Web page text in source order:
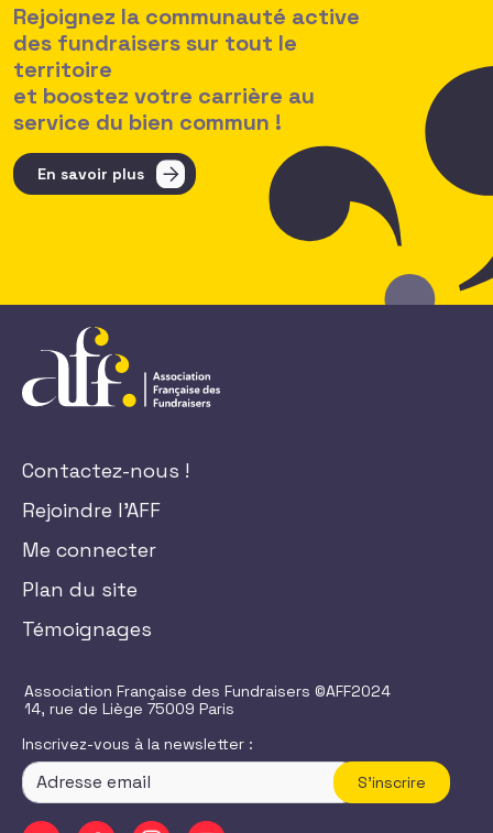
Rejoignez la communauté active
des fundraisers sur tout le
territoire
et boostez votre carrière au
service du bien commun !
En savoir plus
Contactez-nous !
Rejoindre l'AFF
Me connecter
Plan du site
Témoignages
Association Française des Fundraisers ©AFF2024
14, rue de Liège 75009 Paris
Inscrivez-vous à la newsletter :
S'inscrire